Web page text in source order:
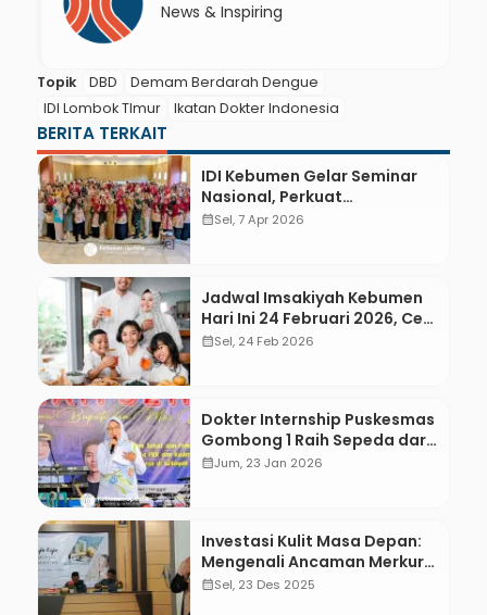
News & Inspiring
Topik DBD
Demam Berdarah Dengue
IDI Lombok TImur
Ikatan Dokter Indonesia
BERITA TERKAIT
IDI Kebumen Gelar Seminar
Nasional, Perkuat
Kompetensi Dokter Tangani
calendar_monthSel, 7 Apr 2026
Jadwal Imsakiyah Kebumen
Hari Ini 24 Februari 2026, Cek
Jam Buka Puasa dan Tips
calendar_monthSel, 24 Feb 2026
Dokter Internship Puskesmas
Gombong 1 Raih Sepeda dari
Bupati Lilis Usai Tebak
calendar_monthJum, 23 Jan 2026
Investasi Kulit Masa Depan:
Mengenali Ancaman Merkuri
dan Pesona Bahan Organik
calendar_monthSel, 23 Des 2025